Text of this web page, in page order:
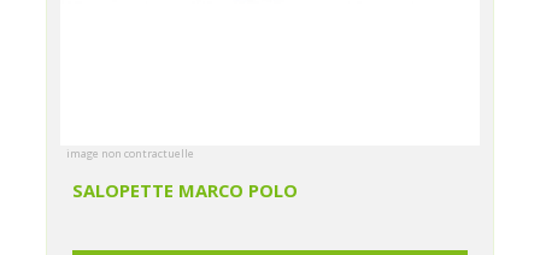
image non contractuelle
SALOPETTE MARCO POLO